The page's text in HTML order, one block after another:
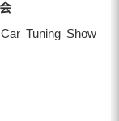
Tuning Show